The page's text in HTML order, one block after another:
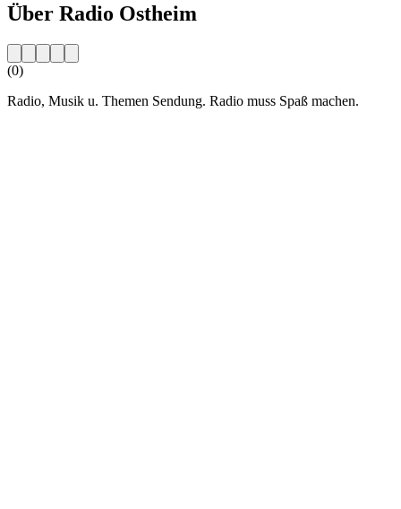
Über Radio Ostheim
(0)
Radio, Musik u. Themen Sendung. Radio muss Spaß machen.